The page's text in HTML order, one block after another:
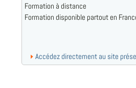
Formation à distance
Formation disponible partout en
Accédez directement au site